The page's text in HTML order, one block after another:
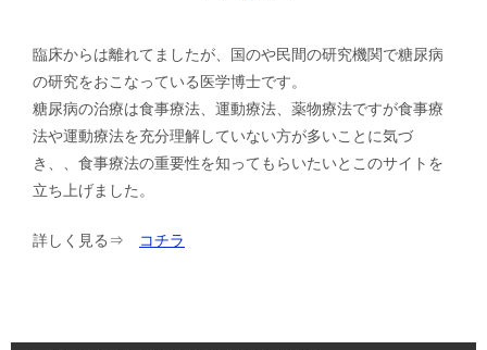
臨床からは離れてましたが、国のや民間の研究機関で糖尿病
の研究をおこなっている医学博士です。
糖尿病の治療は食事療法、運動療法、薬物療法ですが食事療
法や運動療法を充分理解していない方が多いことに気づ
き、、食事療法の重要性を知ってもらいたいとこのサイトを
立ち上げました。
詳しく見る⇒ コチラ